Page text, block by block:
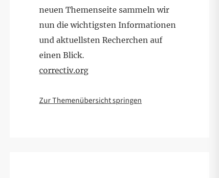
neuen Themenseite sammeln wir
nun die wichtigsten Informationen
und aktuellsten Recherchen auf
einen Blick.
correctiv.org
Zur Themenübersicht springen